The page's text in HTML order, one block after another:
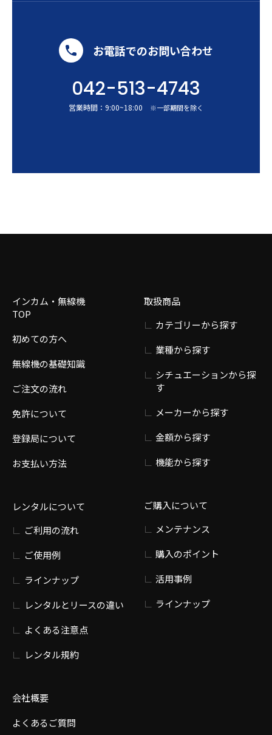
お電話でのお問い合わせ
042-513-4743
営業時間： 9:00~18:00 ※一部期間を除く
インカム・無線機
TOP
初めての方へ
無線機の基礎知識
ご注文の流れ
免許について
登録局について
お支払い方法
レンタルについて
ご利用の流れ
ご使用例
ラインナップ
レンタルとリースの違い
よくある注意点
レンタル規約
会社概要
よくあるご質問
取扱商品
カテゴリーから探す
業種から探す
シチュエーションから探
す
メーカーから探す
金額から探す
機能から探す
ご購入について
メンテナンス
購入のポイント
活用事例
ラインナップ